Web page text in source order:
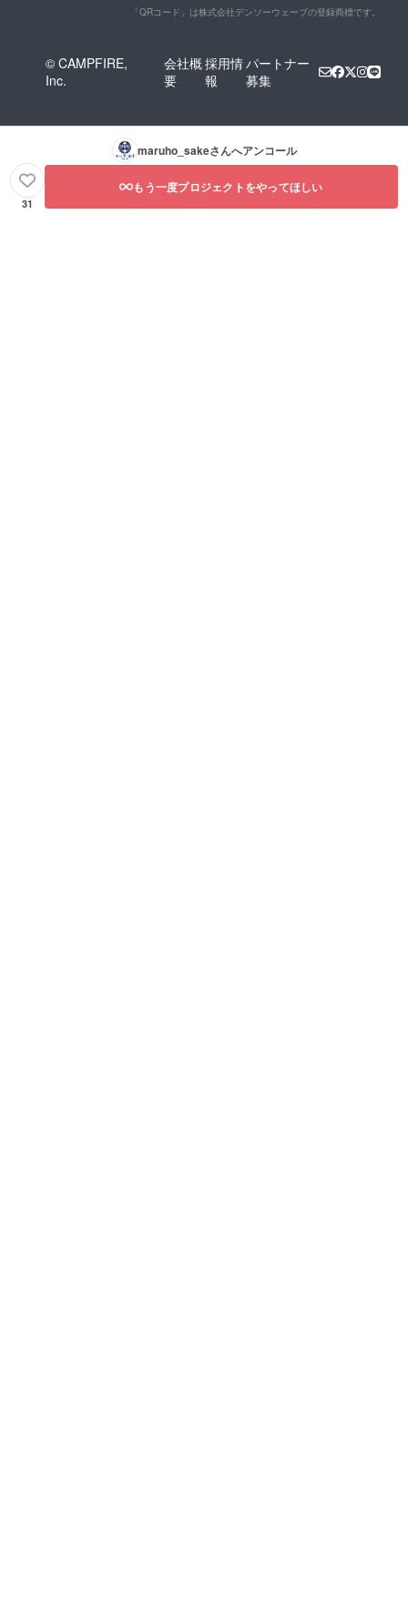
「QRコード」は株式会社デンソーウェーブの登録商標です。
© CAMPFIRE,
Inc.
会社概
要
採用情
報
パートナー
募集
maruho_sakeさんへアンコール
31
もう一度プロジェクトをやってほしい